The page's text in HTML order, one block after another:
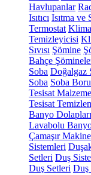
Havlupanlar
Isıtıcı Isıtma ve
Termostat
Temizleyicisi
Sıvısı Şömine
Bahçe
Soba Doğalgaz
Soba Soba
Tesisat
Tesisat
Banyo Dolapları
Lavabolu
Çamaşır
Sistemleri
Setleri Duş
Duş Setleri Duş